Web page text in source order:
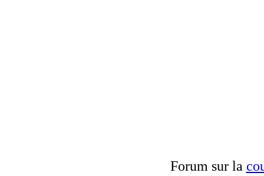
Forum sur la